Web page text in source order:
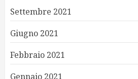
Settembre 2021
Giugno 2021
Febbraio 2021
Gennaio 2021